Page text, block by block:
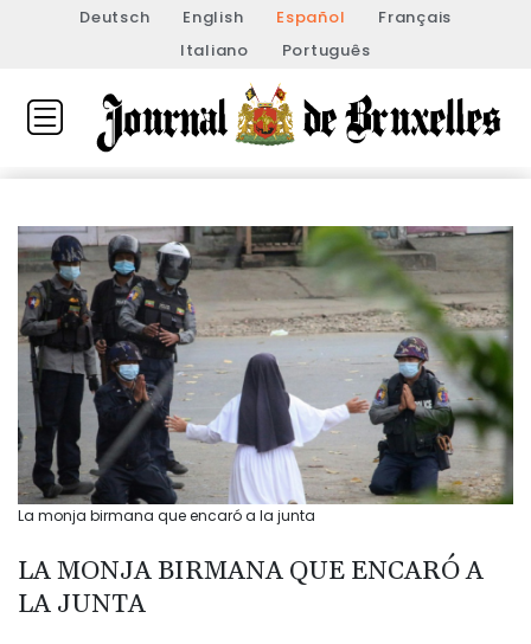
Deutsch English Español
Français
Italiano
Português
La monja birmana que encaró a la junta
LA MONJA BIRMANA QUE ENCARÓ A
LA JUNTA